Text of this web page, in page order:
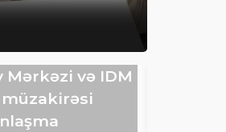
Mərkəzi və IDM